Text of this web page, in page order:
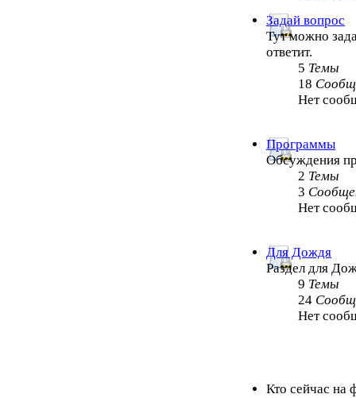
Задай вопрос
Тут можно
ответит.
5 Темы
18
Нет
Программы
Обсуждения
2 Темы
3
Нет
Для Дождя
Раздел для
9 Темы
24
Нет
Кто сейчас на